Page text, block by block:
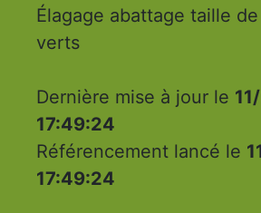
Élagage abattage taille
verts
Dernière mise à jour le
17:49:24
Référencement lancé le
17:49:24